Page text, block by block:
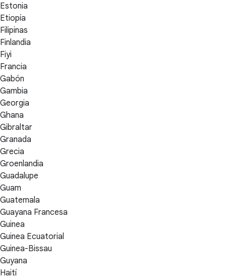
Estonia
Etiopía
Filipinas
Finlandia
Fiyi
Francia
Gabón
Gambia
Georgia
Ghana
Gibraltar
Granada
Grecia
Groenlandia
Guadalupe
Guam
Guatemala
Guayana Francesa
Guinea
Guinea Ecuatorial
Guinea-Bissau
Guyana
Haití